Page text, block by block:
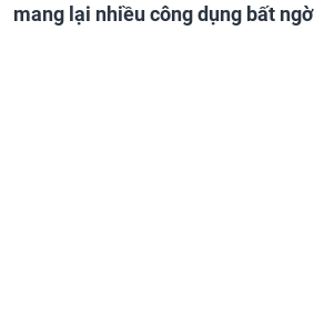
mang lại nhiều công dụng bất ngờ